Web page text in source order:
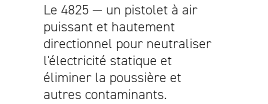
Le 4825 — un pistolet à air
puissant et hautement
directionnel pour neutraliser
l'électricité statique et
éliminer la poussière et
autres contaminants.